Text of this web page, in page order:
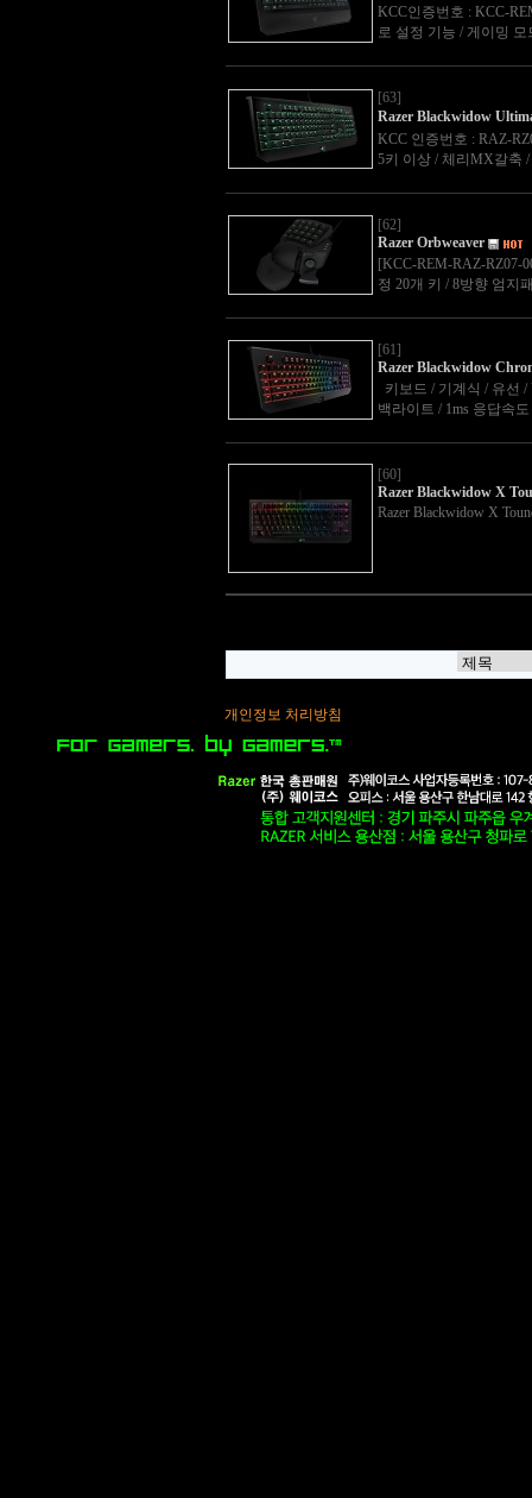
KCC인증번호 : KCC-
로 설정 기능 / 게이밍
[63]
Razer Blackwidow
KCC 인증번호 : RAZ-
5키 이상 / 체리MX갈축
[62]
Razer Orbweaver
[KCC-REM-RAZ-RZ07-
정 20개 키 / 8방향 엄지
[61]
Razer Blackwidow
키보드 / 기계식 / 유선
백라이트 / 1ms 응답속
[60]
Razer Blackwidow X
Razer Blackwidow X
개인정보 처리방침